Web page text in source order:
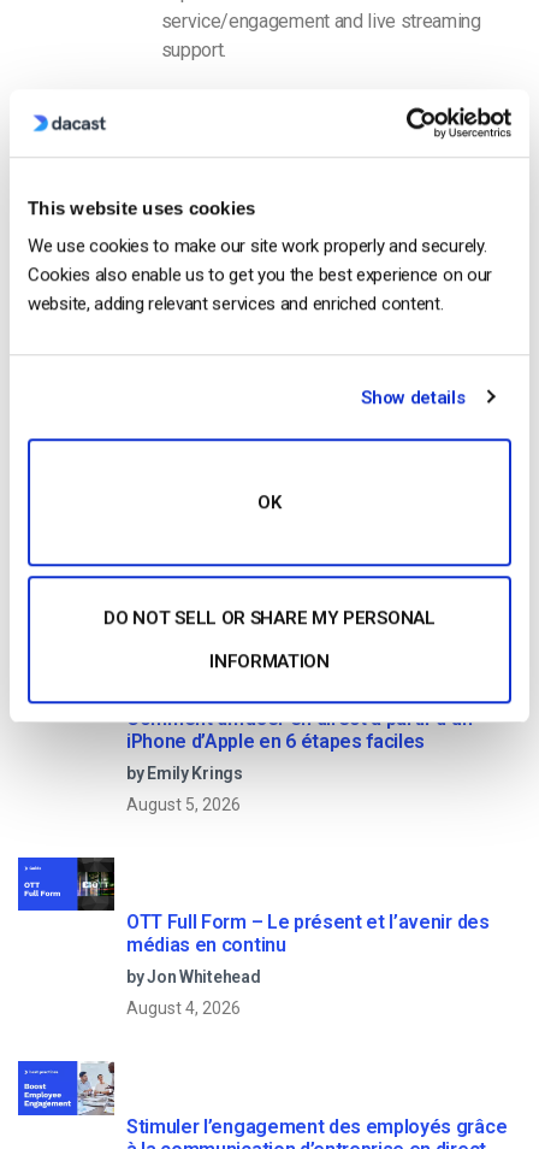
This website uses cookies
We use cookies to make our site work properly and securely.
Cookies also enable us to get you the best experience on our
website, adding relevant services and enriched content.
Show details
OK
DO NOT SELL OR SHARE MY PERSONAL
INFORMATION
service/engagement and live streaming
support.
Free 14-Day Trial
Read Next
Comment diffuser en direct à partir d’un
iPhone d’Apple en 6 étapes faciles
by Emily Krings
August 5, 2026
OTT Full Form – Le présent et l’avenir des
médias en continu
by Jon Whitehead
August 4, 2026
Stimuler l’engagement des employés grâce